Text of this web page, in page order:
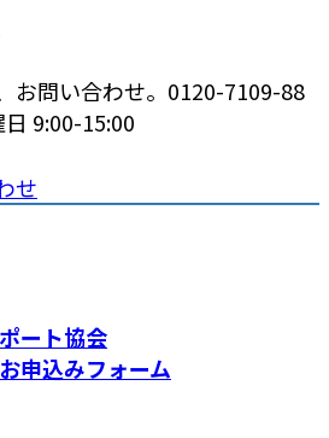
問い合わせ。 0120-7109-88
9:00-15:00
せ
ート協会
申込みフォーム